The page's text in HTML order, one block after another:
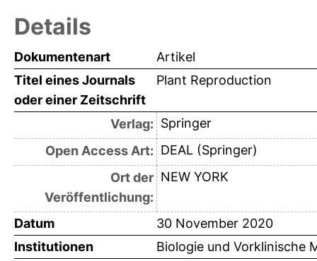
Details
Dokumentenart
Artikel
Titel eines Journals
oder einer Zeitschrift
Plant Reproduction
Verlag: Springer
Open Access Art: DEAL (Springer)
Ort der
Veröffentlichung:
NEW YORK
Datum
30 November 2020
Institutionen
Biologie und Vorklinische